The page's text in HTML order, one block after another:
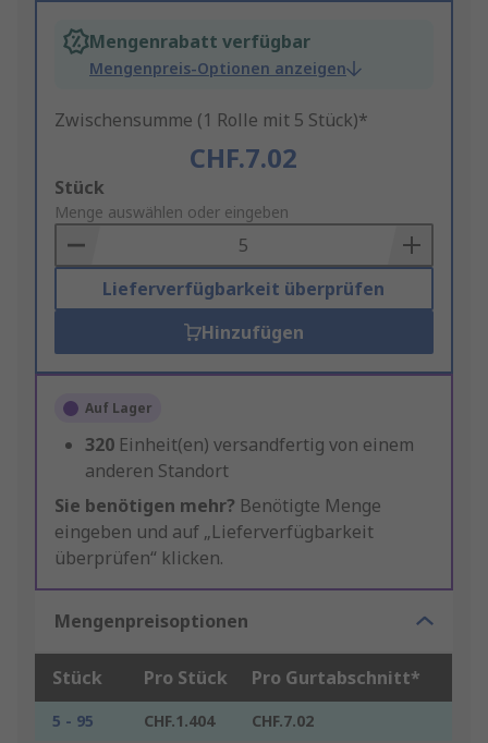
Mengenrabatt verfügbar
Mengenpreis-Optionen anzeigen
Zwischensumme (1 Rolle mit 5 Stück)*
CHF.7.02
Add
to
Basket
Stück
Menge auswählen oder eingeben
Lieferverfügbarkeit überprüfen
Hinzufügen
Auf Lager
320 Einheit(en) versandfertig von einem
anderen Standort
Sie benötigen mehr? Benötigte Menge
eingeben und auf „Lieferverfügbarkeit
überprüfen“ klicken.
Mengenpreisoptionen
Stück Pro Stück Pro Gurtabschnitt*
5 - 95 CHF.1.404
CHF.7.02